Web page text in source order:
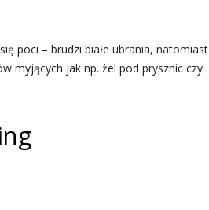
poci – brudzi białe ubrania, natomiast
myjących jak np. żel pod prysznic czy